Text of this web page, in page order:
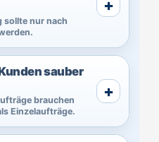
sollte nur nach
sauber
brauchen
Einzelaufträge.